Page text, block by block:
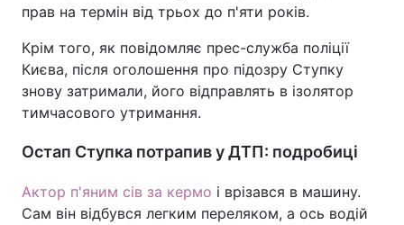
прав на термін від трьох до п'яти років.
Крім того, як повідомляє прес-служба поліції
Києва, після оголошення про підозру Ступку
знову затримали, його відправлять в ізолятор
тимчасового утримання.
Остап Ступка потрапив у ДТП: подробиці
Актор п'яним сів за кермо і врізався в машину.
Сам він відбувся легким переляком, а ось водій